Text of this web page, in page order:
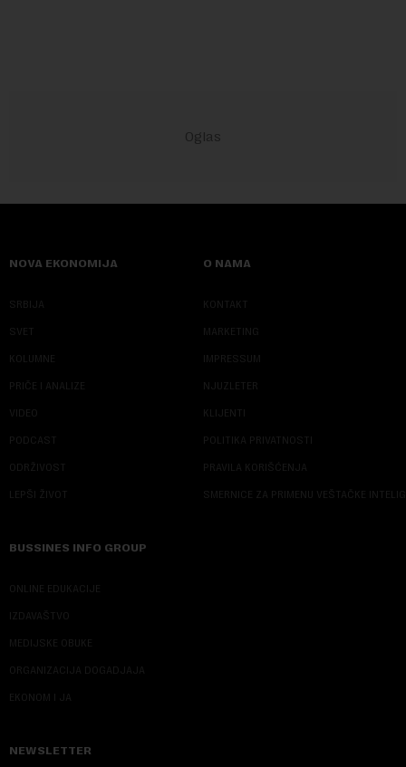
NOVA EKONOMIJA
SRBIJA
SVET
KOLUMNE
PRIČE I ANALIZE
VIDEO
PODCAST
ODRŽIVOST
LEPŠI ŽIVOT
O NAMA
KONTAKT
MARKETING
IMPRESSUM
NJUZLETER
KLIJENTI
POLITIKA PRIVATNOSTI
PRAVILA KORIŠĆENJA
SMERNICE ZA PRIMENU VEŠTAČKE
BUSSINES INFO GROUP
ONLINE EDUKACIJE
IZDAVAŠTVO
MEDIJSKE OBUKE
ORGANIZACIJA DOGADJAJA
EKONOM I JA
NEWSLETTER